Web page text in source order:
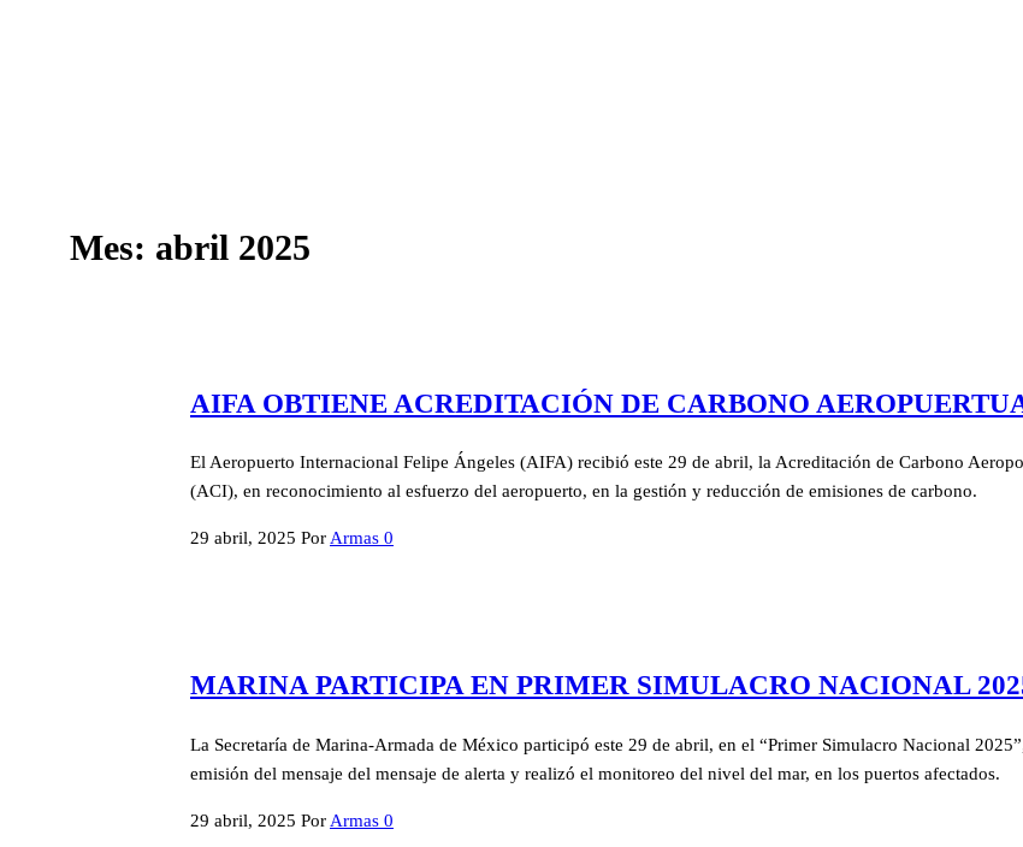
Mes: abril 2025
AIFA OBTIENE ACREDITACIÓN DE CARBONO
El Aeropuerto Internacional Felipe Ángeles (AIFA) recibió este 29 de abril, la Acreditación de Carbono
(ACI), en reconocimiento al esfuerzo del aeropuerto, en la gestión y reducción de emisiones de carbono.
29 abril, 2025 PorArmas 0
MARINA PARTICIPA EN PRIMER SIMULACRO NACIONAL
La Secretaría de Marina-Armada de México participó este 29 de abril, en el “Primer Simulacro Nacional
emisión del mensaje del mensaje de alerta y realizó el monitoreo del nivel del mar, en los puertos afectados.
29 abril, 2025 Por Armas 0